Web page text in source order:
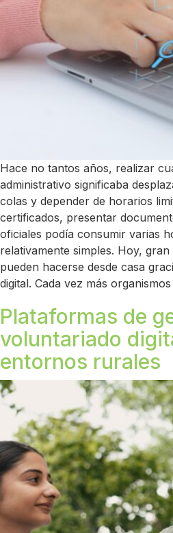
Hace no tantos años, realizar
administrativo significaba
colas y depender de horarios
certificados, presentar
oficiales podía consumir varias
relativamente simples. Hoy,
pueden hacerse desde casa
digital. Cada vez más
Plataformas de
voluntariado
entornos rurales